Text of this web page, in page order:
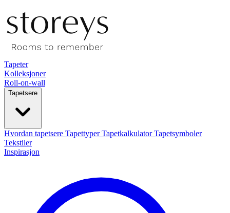
Tapeter
Kolleksjoner
Roll-on-wall
Tapetsere
Hvordan tapetsere TapettyperTapetkalkulatorTapetsymboler
Tekstiler
Inspirasjon